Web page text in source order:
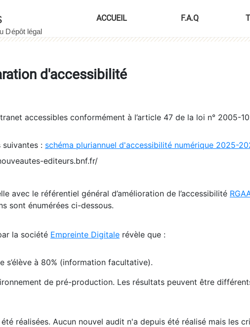
ACCUEIL F.A.Q
d'accessibilité
accessibles conformément à l’article 47 de la loi n° 2005-
: schéma pluriannuel d'accessibilité numérique 2025-
editeurs.bnf.fr/
avec le référentiel général d’amélioration de l’accessibilité
sont énumérées ci-dessous.
la société Empreinte Digitale révèle que :
à 80% (information facultative).
de pré-production. Les résultats peuvent être
réalisées. Aucun nouvel audit n'a depuis été réalisé mais les